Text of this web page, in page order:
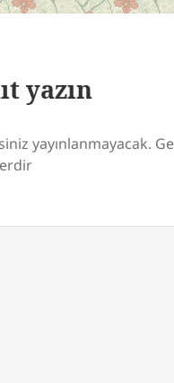
yazın
yayınlanmayacak.